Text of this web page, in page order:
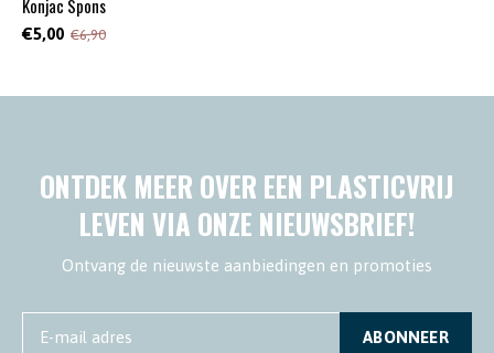
Konjac Spons
€5,00 €6,90
ONTDEK MEER OVER EEN PLASTICVRIJ
LEVEN VIA ONZE NIEUWSBRIEF!
Ontvang de nieuwste aanbiedingen en promoties
ABONNEER